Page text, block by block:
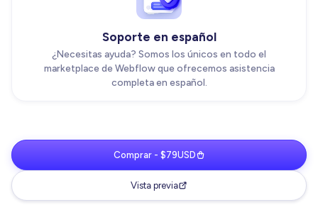
Soporte en español
¿Necesitas ayuda? Somos los únicos en todo el
marketplace de Webflow que ofrecemos asistencia
completa en español.
Comprar - $79USD
Vista previa